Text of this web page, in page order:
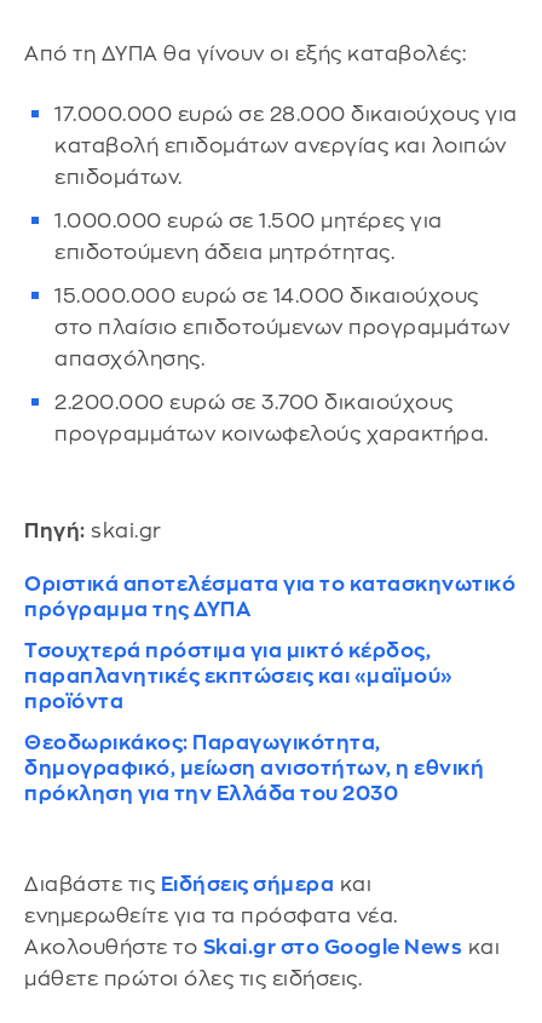
Από τη ΔΥΠΑ θα γίνουν οι εξής καταβολές:
17.000.000 ευρώ σε 28.000 δικαιούχους για
καταβολή επιδομάτων ανεργίας και λοιπών
επιδομάτων.
1.000.000 ευρώ σε 1.500 μητέρες για
επιδοτούμενη άδεια μητρότητας.
15.000.000 ευρώ σε 14.000 δικαιούχους
στο πλαίσιο επιδοτούμενων προγραμμάτων
απασχόλησης.
2.200.000 ευρώ σε 3.700 δικαιούχους
προγραμμάτων κοινωφελούς χαρακτήρα.
Πηγή: skai.gr
Οριστικά αποτελέσματα για το κατασκηνωτικό
πρόγραμμα της ΔΥΠΑ
Τσουχτερά πρόστιμα για μικτό κέρδος,
παραπλανητικές εκπτώσεις και «μαϊμού»
προϊόντα
Θεοδωρικάκος: Παραγωγικότητα,
δημογραφικό, μείωση ανισοτήτων, η εθνική
πρόκληση για την Ελλάδα του 2030
Διαβάστε τις Ειδήσεις σήμερα και
ενημερωθείτε για τα πρόσφατα νέα.
Ακολουθήστε το Skai.gr στο Google News και
μάθετε πρώτοι όλες τις ειδήσεις.